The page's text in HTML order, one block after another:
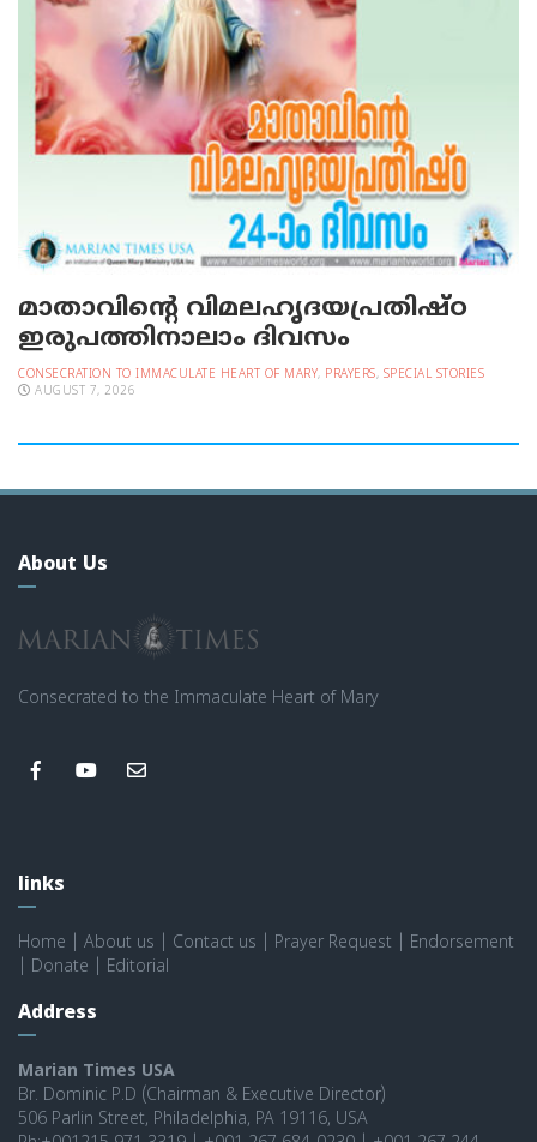
മാതാവിന്റെ വിമലഹൃദയപ്രതിഷ്ഠ
ഇരുപത്തിനാലാം ദിവസം
CONSECRATION TO IMMACULATE HEART OF MARY, PRAYERS, SPECIAL STORIES
AUGUST 7, 2026
About Us
Consecrated to the Immaculate Heart of Mary
links
Home About us Contact us Prayer Request
Endorsement
Donate Editorial
Address
Marian Times USA
Br. Dominic P.D (Chairman & Executive Director)
506 Parlin Street, Philadelphia, PA 19116, USA